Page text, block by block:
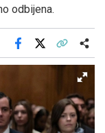
odbijena.
Facebook